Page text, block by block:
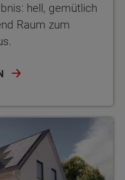
hell, gemütlich
Raum zum